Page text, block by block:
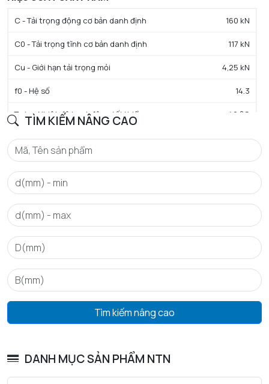
TÌM KIẾM NÂNG CAO
Tìm kiếm nâng cao
DANH MỤC SẢN PHẨM NTN
C - Tải trọng động cơ bản danh định 160 kN
C0 - Tải trọng tĩnh cơ bản danh định 117 kN
Cu - Giới hạn tải trọng mỏi 4,25 kN
f0 - Hệ số 14.3
Tmin - Nhiệt độ hoạt động tối thiểu -40 °C
Tmax - Nhiệt độ hoạt động tối đa 120 °C
GIỚI HẠN
da min - Đường kính vai tối thiểu IR
Da max - Đường kính vai tối đa OR
ra max - Bán kính góc lượn tối đa trục & vỏ 2 mm